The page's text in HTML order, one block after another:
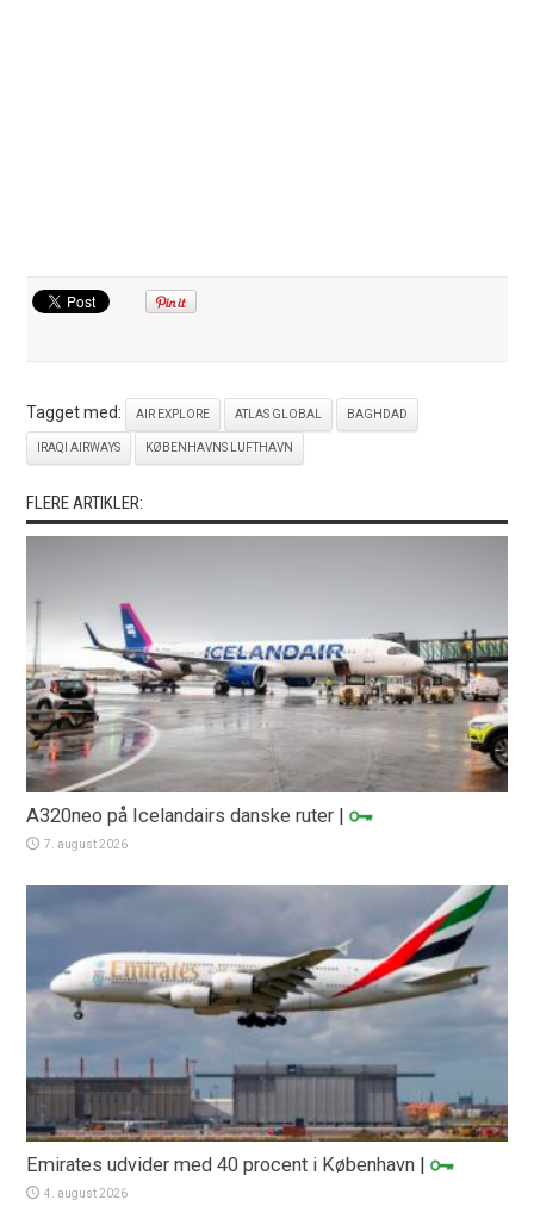
Tagget med: AIR EXPLORE ATLAS GLOBAL BAGHDAD
IRAQI AIRWAYS KØBENHAVNS LUFTHAVN
FLERE ARTIKLER:
A320neo på Icelandairs danske ruter |
7. august 2026
Emirates udvider med 40 procent i København |
4. august 2026